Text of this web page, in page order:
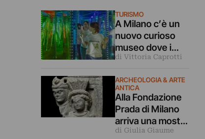
TURISMO
A Milano c’è un
nuovo curioso
museo dove i
nostri cinque
ingannati
di Vittoria Caprotti
ARCHEOLOGIA & ARTE
ANTICA
Alla Fondazione
Prada di Milano
arriva una mostra
archeologica
di Giulia Giaume